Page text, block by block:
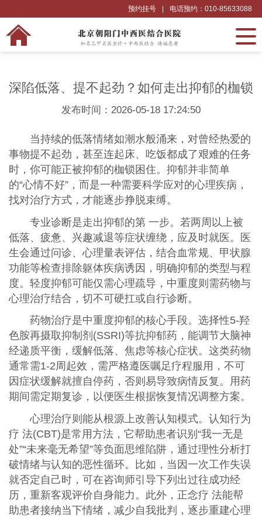
电话预约：010-85633088
预约挂号
深陷低落、提不起劲？如何走出抑郁的枷锁
发布时间：2026-05-18 17:24:50
当持续的低落情绪如潮水般涌来，对曾经热爱的
事物提不起劲，甚至连起床、吃饭都成了艰难的任务
时，你可能正被抑郁的枷锁困住。抑郁并非简单
的“心情不好”，而是一种需要科学应对的心理疾病，
找对治疗方式，才能逐步挣脱束缚。
专业诊断是走出抑郁的第 一步。若两周以上被
低落、疲惫、兴趣减退等症状缠绕，应及时就医。医
生会通过问诊、心理量表评估，结合血常规、甲状腺
功能等检查排除躯体疾病诱因，明确抑郁的类型与程
度。轻度抑郁可能仅需心理疏导，中重度则需药物与
心理治疗结合，切不可硬扛或自行诊断。
药物治疗是中重度抑郁的核心手段。选择性5-羟
色胺再摄取抑制剂(SSRI)等抗抑郁药，能调节大脑神
经递质平衡，缓解低落、焦虑等核心症状。这类药物
通常需1-2周起效，需严格遵医嘱足疗程服用，不可
因症状缓解就擅自停药，否则易导致病情反复。用药
期间需定期复诊，以便医生根据恢复情况调整方案。
心理治疗则能从根源上改善认知模式。认知行为
疗 法(CBT)是常用方法，它帮助患者识别“我一无是
处”“未来毫无希望”等负面思维陷阱，通过理性分析打
破情绪与认知的恶性循环。比如，当因一次工作失误
就否定自己时，可在咨询师引导下列出过往成功经
历，重新客观评价自身能力。此外，正念疗 法能帮
助患者接纳当下情绪，减少自我批判，逐步重建心理